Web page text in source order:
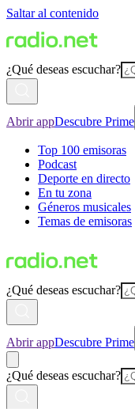
Saltar al contenido
¿Qué deseas escuchar?
Abrir appDescubre Prime
Top 100 emisoras
Podcast
Deporte en directo
En tu zona
Géneros musicales
Temas de emisoras
¿Qué deseas escuchar?
Abrir appDescubre Prime
¿Qué deseas escuchar?